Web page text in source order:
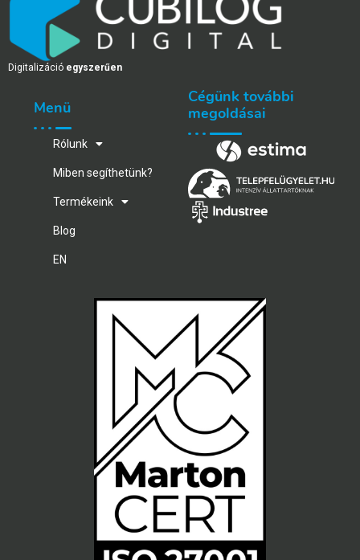
Digitalizáció egyszerűen
Menü
Rólunk
Miben segíthetünk?
Termékeink
Blog
EN
Cégünk további
megoldásai